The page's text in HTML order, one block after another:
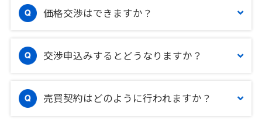
価格交渉はできますか？
交渉申込みするとどうなりますか？
売買契約はどのように行われますか？